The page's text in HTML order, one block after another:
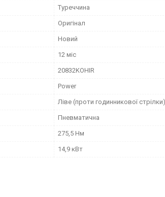
Туреччина
Оригінал
Новий
12 міс
20832KOHIR
Power
Ліве (проти годинникової стрілки)
Пневматична
275,5 Нм
14,9 кВт